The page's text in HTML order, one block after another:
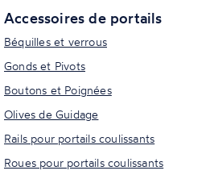
Accessoires de portails
Béquilles et verrous
Gonds et Pivots
Boutons et Poignées
Olives de Guidage
Rails pour portails coulissants
Roues pour portails coulissants